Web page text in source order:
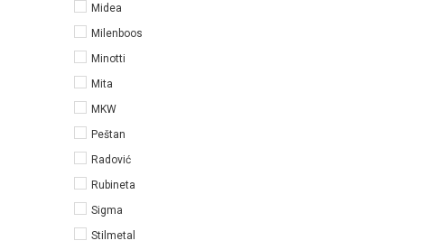
Midea
Milenboos
Minotti
Mita
MKW
Peštan
Radović
Rubineta
Sigma
Stilmetal